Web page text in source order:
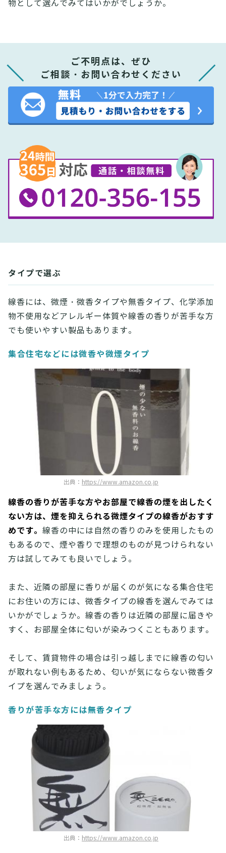
物として選んでみてはいかがでしょうか。
ご不明点は、ぜひ
ご相談・お問い合わせください
タイプで選ぶ
線香には、微煙・微香タイプや無香タイプ、化学添加
物不使用などアレルギー体質や線香の香りが苦手な方
でも使いやすい製品もあります。
集合住宅などには微香や微煙タイプ
出典： https://www.amazon.co.jp
線香の香りが苦手な方やお部屋で線香の煙を出したく
ない方は、煙を抑えられる微煙タイプの線香がおすす
めです。 線香の中には自然の香りのみを使用したもの
もあるので、煙や香りで理想のものが見つけられない
方は試してみても良いでしょう。
また、近隣の部屋に香りが届くのが気になる集合住宅
にお住いの方には、微香タイプの線香を選んでみては
いかがでしょうか。線香の香りは近隣の部屋に届きや
すく、お部屋全体に匂いが染みつくこともあります。
そして、賃貸物件の場合は引っ越しまでに線香の匂い
が取れない例もあるため、匂いが気にならない微香タ
イプを選んでみましょう。
香りが苦手な方には無香タイプ
出典： https://www.amazon.co.jp